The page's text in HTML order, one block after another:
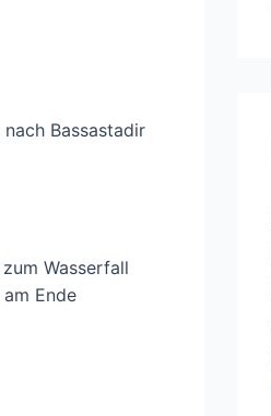
Bassastadir
Wasserfall
Ende